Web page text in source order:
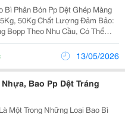
Bì Phân Bón Pp Dệt Ghép Màng
50Kg Chất Lượng Đảm Bảo:
Bopp Theo Nhu Cầu, Có Thể
Ẩm Bên Trong. Thân Thiện Với
Chắn, Chịu Va Đập Tốt. Mẫu Mã
13/05/2026
Bao Pp Dệt Tráng
Một Trong Những Loại Bao Bì